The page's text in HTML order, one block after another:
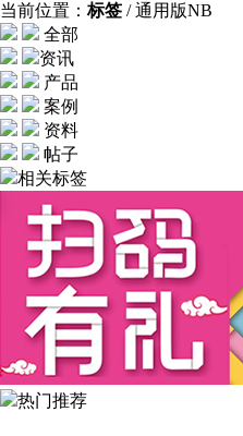
当前位置： 标签 / 通用版NB
全部
资讯
产品
案例
资料
帖子
相关标签
热门推荐